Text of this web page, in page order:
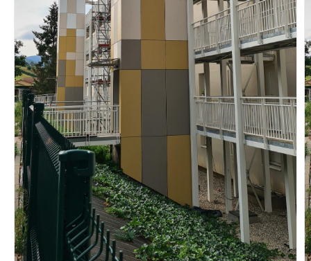
Vous recherchez&nbsp;:
Rechercher